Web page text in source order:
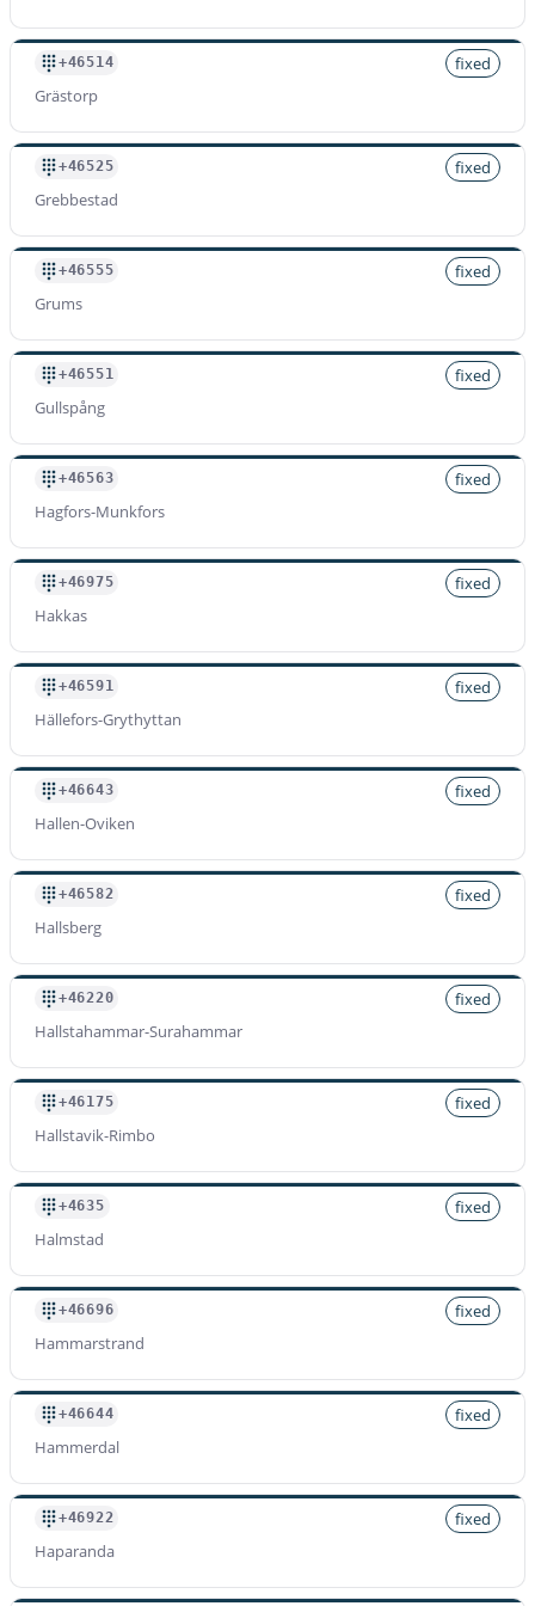
+4671900007
Tarif par minute
Préfixe
+4671900008
$0.033/min
+46514
fixed
Grästorp
+46525
fixed
Grebbestad
+46555
fixed
Grums
+46551
fixed
Gullspång
+46563
fixed
Hagfors-Munkfors
+46975
fixed
Hakkas
+46591
fixed
Hällefors-Grythyttan
+46643
fixed
Hallen-Oviken
+46582
fixed
Hallsberg
+46220
fixed
Hallstahammar-Surahammar
+46175
fixed
Hallstavik-Rimbo
+4635
fixed
Halmstad
+46696
fixed
Hammarstrand
+46644
fixed
Hammerdal
+46922
fixed
Haparanda